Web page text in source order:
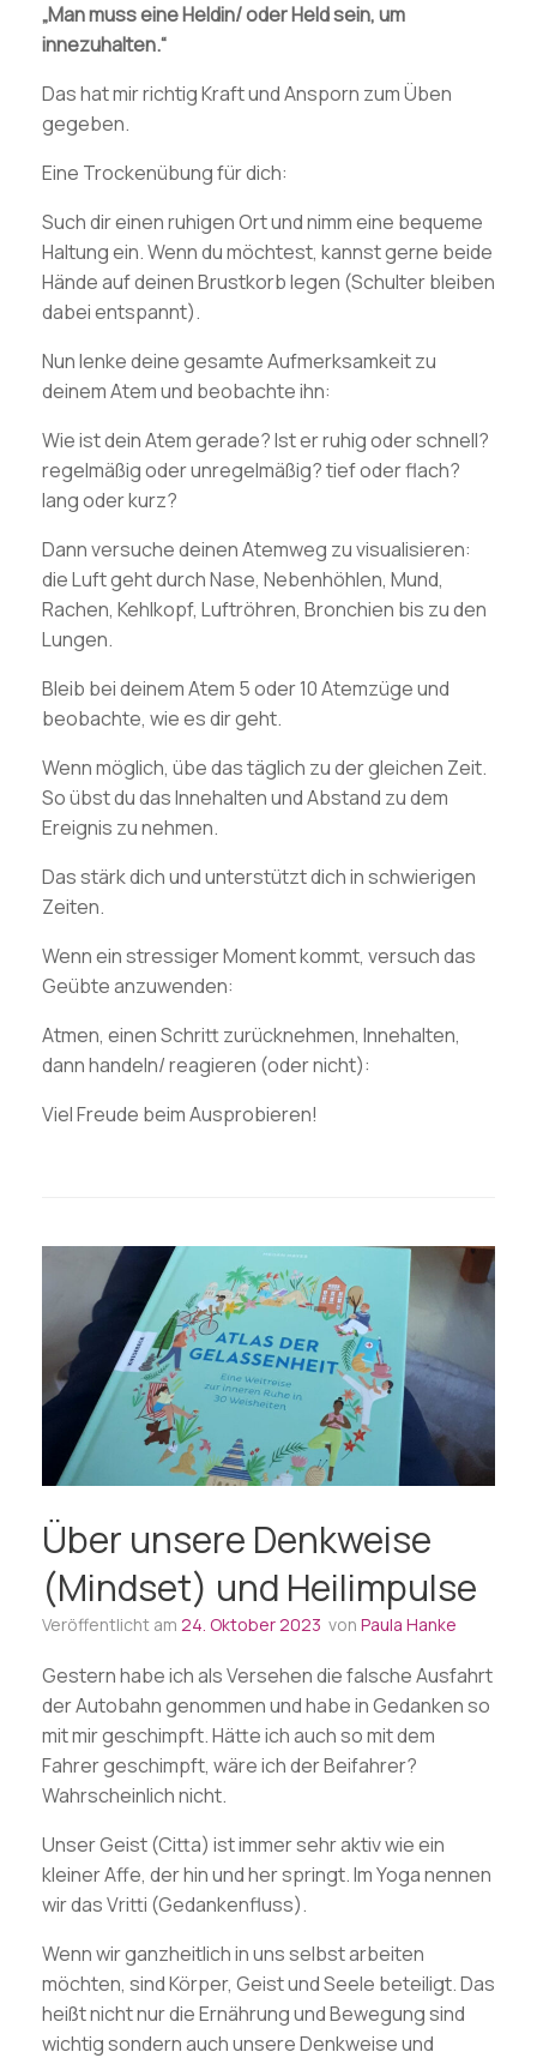
„Man muss eine Heldin/ oder Held sein, um
innezuhalten.“
Das hat mir richtig Kraft und Ansporn zum Üben
gegeben.
Eine Trockenübung für dich:
Such dir einen ruhigen Ort und nimm eine bequeme
Haltung ein. Wenn du möchtest, kannst gerne beide
Hände auf deinen Brustkorb legen (Schulter bleiben
dabei entspannt).
Nun lenke deine gesamte Aufmerksamkeit zu
deinem Atem und beobachte ihn:
Wie ist dein Atem gerade? Ist er ruhig oder schnell?
regelmäßig oder unregelmäßig? tief oder flach?
lang oder kurz?
Dann versuche deinen Atemweg zu visualisieren:
die Luft geht durch Nase, Nebenhöhlen, Mund,
Rachen, Kehlkopf, Luftröhren, Bronchien bis zu den
Lungen.
Bleib bei deinem Atem 5 oder 10 Atemzüge und
beobachte, wie es dir geht.
Wenn möglich, übe das täglich zu der gleichen Zeit.
So übst du das Innehalten und Abstand zu dem
Ereignis zu nehmen.
Das stärk dich und unterstützt dich in schwierigen
Zeiten.
Wenn ein stressiger Moment kommt, versuch das
Geübte anzuwenden:
Atmen, einen Schritt zurücknehmen, Innehalten,
dann handeln/ reagieren (oder nicht):
Viel Freude beim Ausprobieren!
Über unsere Denkweise
(Mindset) und Heilimpulse
Veröffentlicht am 24. Oktober 2023 von Paula Hanke
Gestern habe ich als Versehen die falsche Ausfahrt
der Autobahn genommen und habe in Gedanken so
mit mir geschimpft. Hätte ich auch so mit dem
Fahrer geschimpft, wäre ich der Beifahrer?
Wahrscheinlich nicht.
Unser Geist (Citta) ist immer sehr aktiv wie ein
kleiner Affe, der hin und her springt. Im Yoga nennen
wir das Vritti (Gedankenfluss).
Wenn wir ganzheitlich in uns selbst arbeiten
möchten, sind Körper, Geist und Seele beteiligt. Das
heißt nicht nur die Ernährung und Bewegung sind
wichtig sondern auch unsere Denkweise und